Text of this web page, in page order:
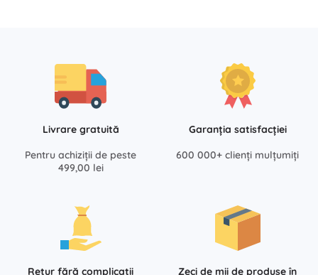
Livrare gratuită
Pentru achiziții de peste
499,00 lei
Garanția satisfacției
600 000+ clienți mulțumiți
Retur fără complicații
Zeci de mii de produse în